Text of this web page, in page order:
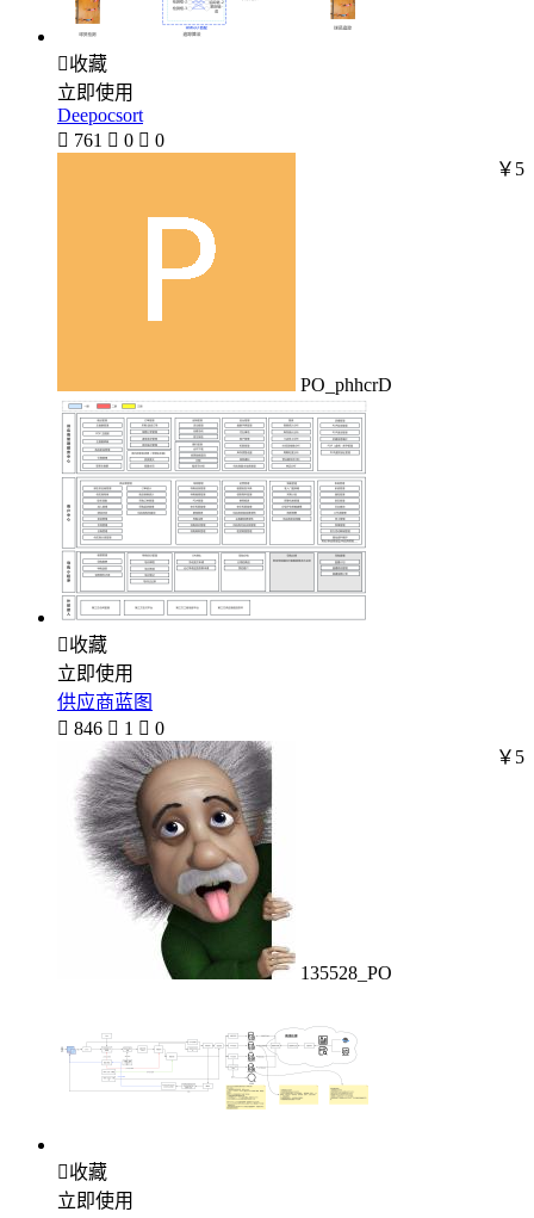
收藏
立即使用
Deepocsort
 761  0  0
PO_phhcrD
￥5
收藏
立即使用
供应商蓝图
 846  1  0
135528_PO
￥5
收藏
立即使用